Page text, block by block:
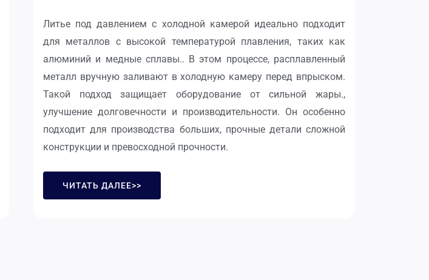
Литье под давлением с холодной камерой идеально подходит
для металлов с высокой температурой плавления, таких как
алюминий и медные сплавы.. В этом процессе, расплавленный
металл вручную заливают в холодную камеру перед впрыском.
Такой подход защищает оборудование от сильной жары.,
улучшение долговечности и производительности. Он особенно
подходит для производства больших, прочные детали сложной
конструкции и превосходной прочности.
ЧИТАТЬ ДАЛЕЕ>>